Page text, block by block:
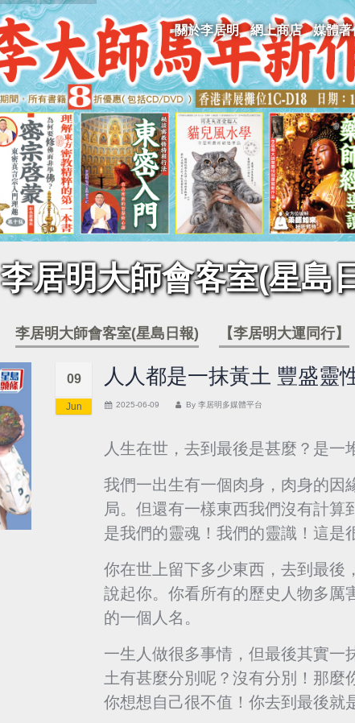
關於李居明 網上商店 媒體著
李居明大師會客室(星島
李居明大師會客室(星島日報) 【李居明大運同行】
09
Jun
人人都是一抹黃土 豐盛靈
2025-06-09 By 李居明多媒體平台
人生在世，去到最後是甚麼？是一
我們一出生有一個肉身，肉身的因
局。但還有一樣東西我們沒有計
是我們的靈魂！我們的靈識！這是
你在世上留下多少東西，去到最後
說起你。你看所有的歷史人物多厲
的一個人名。
一生人做很多事情，但最後其實一
土有甚麼分別呢？沒有分別！那麼
你想想自己很不值！你去到最後就